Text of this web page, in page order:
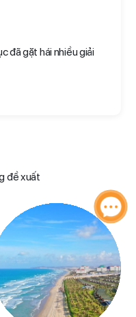
đã gặt hái nhiều giải
đề xuất